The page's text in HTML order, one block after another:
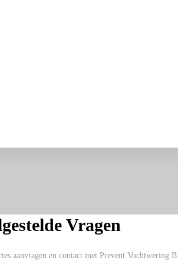
Vragen
aanvragen en contact met Prevent Vochtwering